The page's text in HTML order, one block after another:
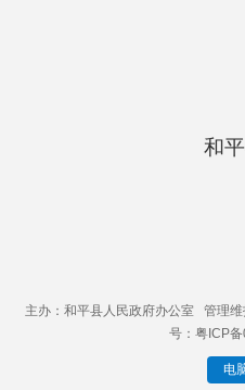
和
主办：和平县人民政府办公室 管理
号：粤ICP
电